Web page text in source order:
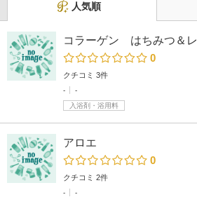
人気順
コラーゲン はちみつ＆
0
クチコミ 3件
-
-
入浴剤・浴用料
アロエ
0
クチコミ 2件
-
-